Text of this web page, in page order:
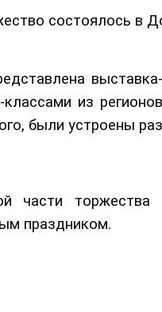
состоялось в
из
были устроены
части
праздником.